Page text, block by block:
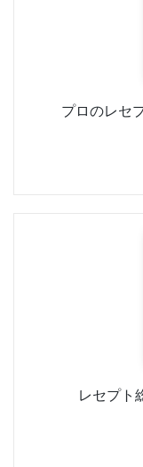
プロのレセ
レセプト